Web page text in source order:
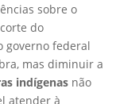
sobre o
do
governo federal
mas diminuir a
indígenasnão
atender à